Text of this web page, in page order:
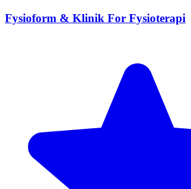
Fysioform & Klinik For Fysioterapi